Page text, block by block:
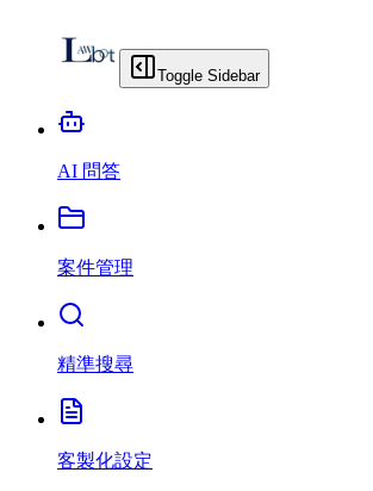
Toggle Sidebar
AI 問答
案件管理
精準搜尋
客製化設定